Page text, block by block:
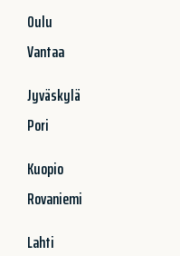
Oulu
Vantaa
Jyväskylä
Pori
Kuopio
Rovaniemi
Lahti